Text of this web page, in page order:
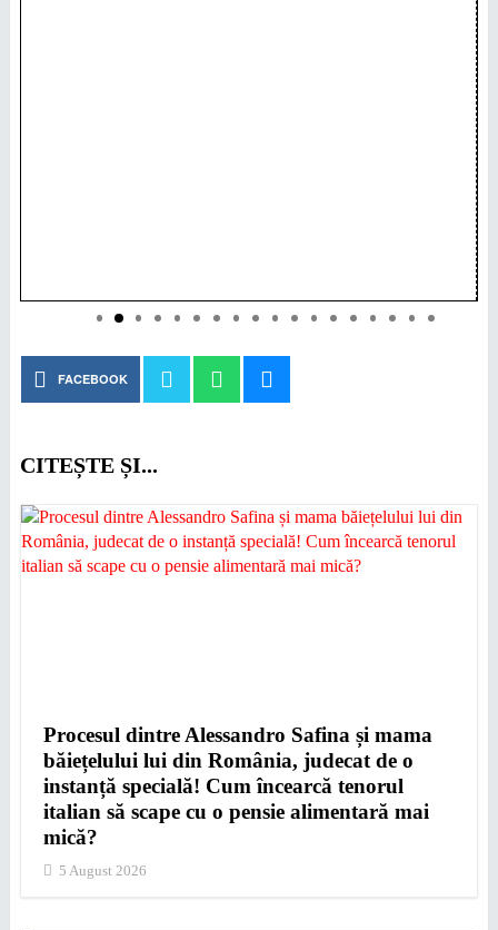
FACEBOOK
CITEȘTE ȘI...
Procesul dintre Alessandro Safina și mama
băiețelului lui din România, judecat de o
instanță specială! Cum încearcă tenorul
italian să scape cu o pensie alimentară mai
mică?
5 August 2026